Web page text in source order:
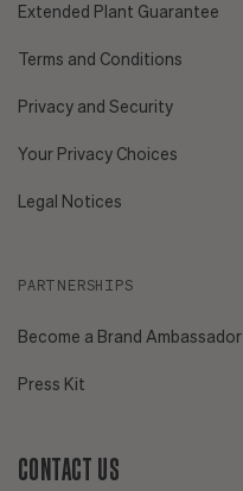
Extended Plant Guarantee
Terms and Conditions
Privacy and Security
Your Privacy Choices
Legal Notices
PARTNERSHIPS
Become a Brand Ambassador
Press Kit
CONTACT US